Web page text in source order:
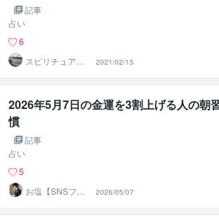
記事
占い
6
スピリチュアル
カウンセラー沙
耶美
2021/02/15
2026年5月7日の金運を3割上げる人の朝
慣
記事
占い
5
お塩【SNSフォ
ロワー5万人超】
2026/05/07